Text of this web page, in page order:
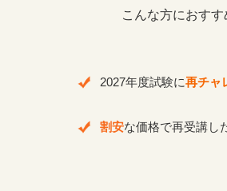
こんな方におすす
2027年度試験に再チャ
割安な価格で再受講し